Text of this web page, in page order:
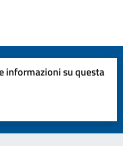
informazioni su questa
su 5
5